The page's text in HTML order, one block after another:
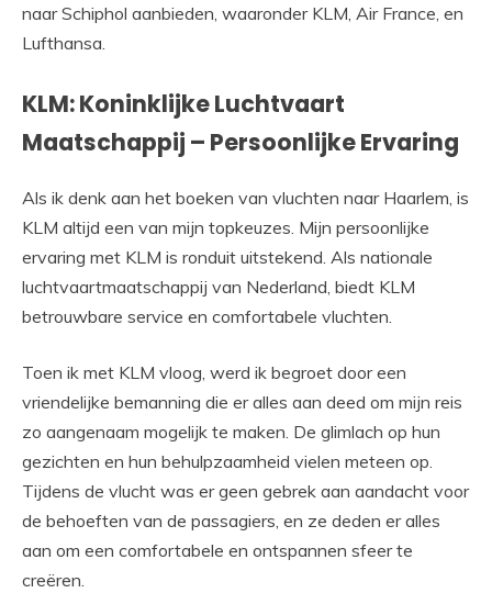
naar Schiphol aanbieden, waaronder KLM, Air France, en
Lufthansa.
KLM: Koninklijke Luchtvaart
Maatschappij – Persoonlijke Ervaring
Als ik denk aan het boeken van vluchten naar Haarlem, is
KLM altijd een van mijn topkeuzes. Mijn persoonlijke
ervaring met KLM is ronduit uitstekend. Als nationale
luchtvaartmaatschappij van Nederland, biedt KLM
betrouwbare service en comfortabele vluchten.
Toen ik met KLM vloog, werd ik begroet door een
vriendelijke bemanning die er alles aan deed om mijn reis
zo aangenaam mogelijk te maken. De glimlach op hun
gezichten en hun behulpzaamheid vielen meteen op.
Tijdens de vlucht was er geen gebrek aan aandacht voor
de behoeften van de passagiers, en ze deden er alles
aan om een comfortabele en ontspannen sfeer te
creëren.